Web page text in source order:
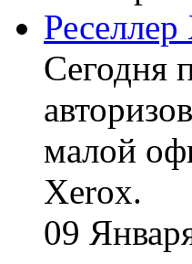
Сегодня
малой
Xerox.
09